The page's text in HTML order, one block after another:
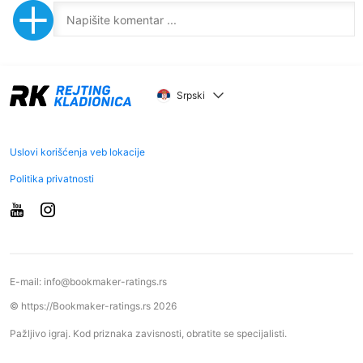
Srpski
Uslovi korišćenja veb lokacije
Politika privatnosti
E-mail: info@bookmaker-ratings.rs
© https://Bookmaker-ratings.rs 2026
Pažljivo igraj. Kod priznaka zavisnosti, obratite se specijalisti.